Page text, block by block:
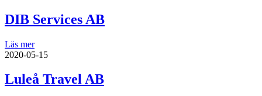
DIB Services AB
Läs mer
2020-05-15
Luleå Travel AB